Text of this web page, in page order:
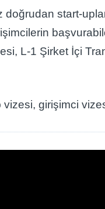
start-
L-1 Şirket İçi
vizesi, girişimci